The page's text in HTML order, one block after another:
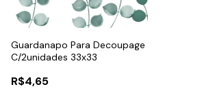
Guardanapo Para Decoupage
C/2unidades 33x33
R$4,65